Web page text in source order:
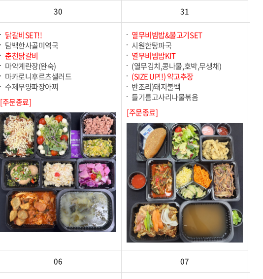
30
닭갈비SET!!
담백한사골미역국
춘천닭갈비
마약계란장(완숙)
마카로니후르츠샐러드
수제무양파장아찌
[주문종료]
31
열무비빔밥&불고기SET
시원한탕파국
열무비빔밥KIT
(열무김치,콩나물,호박,무생채)
(SIZE UP!!) 약고추장
반조리)돼지불백
들기름고사리나물볶음
[주문종료]
06 07